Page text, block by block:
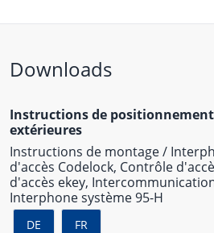
Downloads
Instructions de
extérieures
Instructions de montage /
d'accès Codelock, Contrôle
d'accès ekey,
Interphone système 95-H
DE FR